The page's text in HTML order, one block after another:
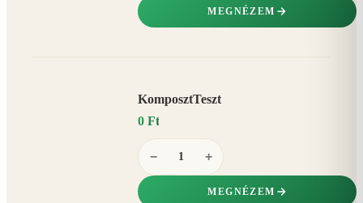
MEGNÉZEM
KomposztTeszt
0 Ft
− +
MEGNÉZEM